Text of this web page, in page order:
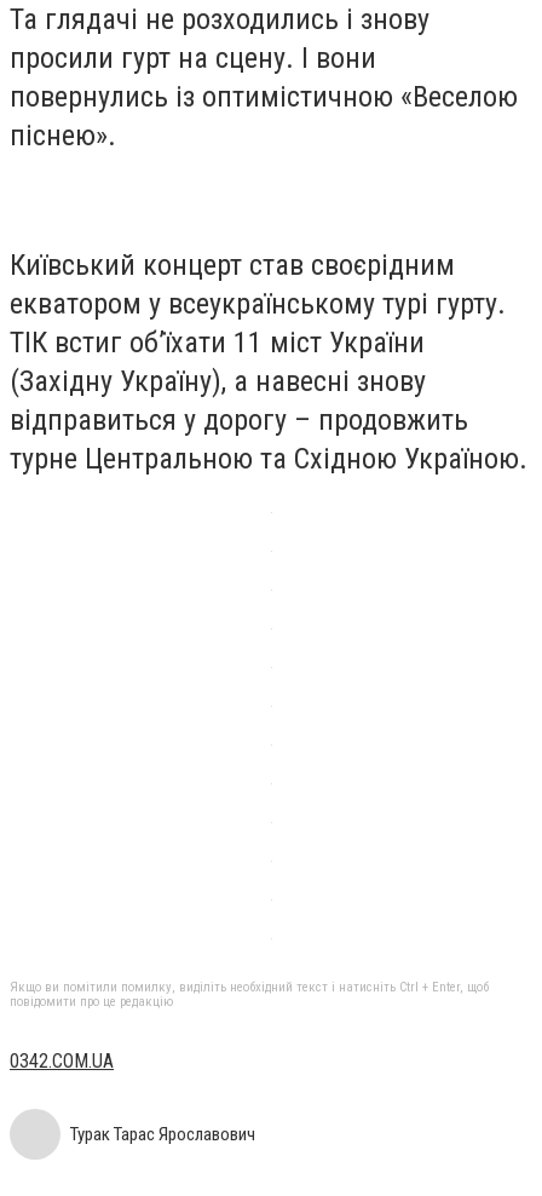
Та глядачі не розходились і знову
просили гурт на сцену. І вони
повернулись із оптимістичною «Веселою
піснею».
Київський концерт став своєрідним
екватором у всеукраїнському турі гурту.
ТІК встиг об’їхати 11 міст України
(Західну Україну), а навесні знову
відправиться у дорогу – продовжить
турне Центральною та Східною Україною.
Якщо ви помітили помилку, виділіть необхідний текст і натисніть Ctrl + Enter, щоб
повідомити про це редакцію
0342.COM.UA
Турак Тарас Ярославович